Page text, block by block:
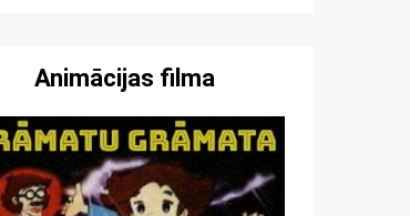
Animācijas filma